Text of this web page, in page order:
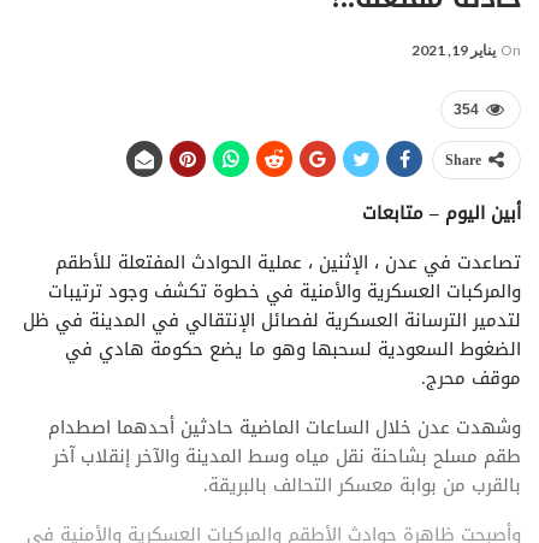
On يناير 19, 2021
354
Share
أبين اليوم – متابعات
تصاعدت في عدن ، الإثنين ، عملية الحوادث المفتعلة للأطقم
والمركبات العسكرية والأمنية في خطوة تكشف وجود ترتيبات
لتدمير الترسانة العسكرية لفصائل الإنتقالي في المدينة في ظل
الضغوط السعودية لسحبها وهو ما يضع حكومة هادي في
موقف محرج.
وشهدت عدن خلال الساعات الماضية حادثين أحدهما اصطدام
طقم مسلح بشاحنة نقل مياه وسط المدينة والآخر إنقلاب آخر
بالقرب من بوابة معسكر التحالف بالبريقة.
وأصبحت ظاهرة حوادث الأطقم والمركبات العسكرية والأمنية في